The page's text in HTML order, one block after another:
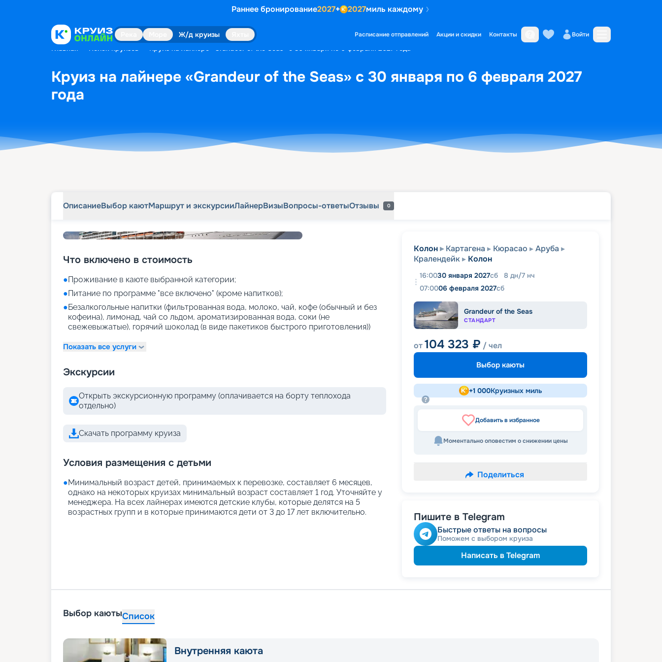
Раннее бронирование2027+ 2027миль каждому
Ж/д круизы Расписание отправлений Акции и скидки Контакты Войти
Главная Поиск круизов Круиз на лайнере «Grandeur of the Seas» с 30 января по 6 февраля 2027 года
Круиз на лайнере «Grandeur of the Seas» с 30 января по 6 февраля 2027
года
ОписаниеВыбор каютМаршрут и экскурсииЛайнерВизыВопросы-ответыОтзывы 0
Что включено в стоимость
●Проживание в каюте выбранной категории;
●Питание по программе "все включено" (кроме напитков);
●Безалкогольные напитки (фильтрованная вода, молоко, чай, кофе (обычный и без
кофеина), лимонад, чай со льдом, ароматизированная вода, соки (не
свежевыжатые), горячий шоколад (в виде пакетиков быстрого приготовления))
Показать все услуги
Экскурсии
Открыть экскурсионную программу (оплачивается на борту теплохода
отдельно)
Скачать программу круиза
Условия размещения с детьми
●Минимальный возраст детей, принимаемых к перевозке, составляет 6 месяцев,
однако на некоторых круизах минимальный возраст составляет 1 год. Уточняйте у
менеджера. На всех лайнерах имеются детские клубы, которые делятся на 5
возрастных групп и в которые принимаются дети от 3 до 17 лет включительно.
Колон Картагена Кюрасао
Аруба
Кралендейк
Колон
16:0030 января 2027сб 8 дн/7 нч
07:0006 февраля 2027сб
Grandeur of the Seas
СТАНДАРТ
от104 323 ₽ / чел
Выбор каюты
+1 000Круизных миль
Добавить в избранное
Моментально оповестим о снижении цены
Поделиться
Пишите в Telegram
Быстрые ответы на вопросы
Поможем с выбором круиза
Написать в Telegram
Выбор каютыСписок
Внутренняя каюта